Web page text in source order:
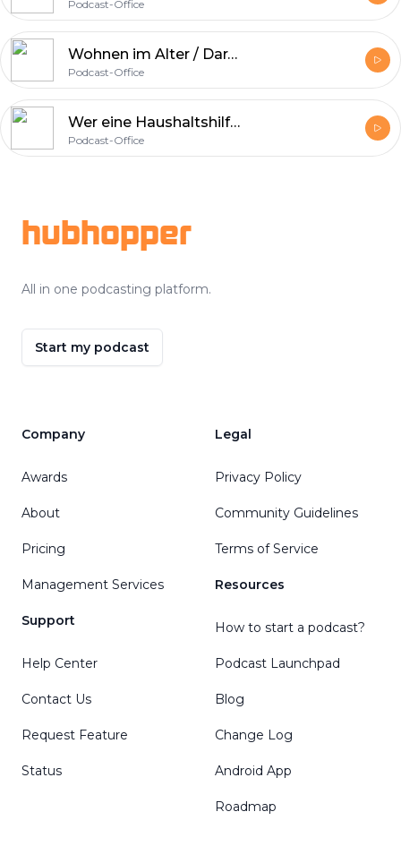
Podcast-Office
Wohnen im Alter / Darauf sollte man rechtzeitig achten!
Podcast-Office
Wer eine Haushaltshilfe einstellt, investiert in seine Freizeit
Podcast-Office
hubhopper
All in one podcasting platform.
Start my podcast
Company
Awards
About
Pricing
Management Services
Support
Help Center
Contact Us
Request Feature
Status
Legal
Privacy Policy
Community Guidelines
Terms of Service
Resources
How to start a podcast?
Podcast Launchpad
Blog
Change Log
Android App
Roadmap